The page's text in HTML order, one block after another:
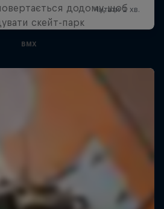
додому, щоб
скейт-парк
BMX